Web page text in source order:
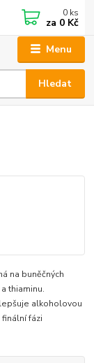
Menu
Hledat
0 ks
za 0 Kč
na buněčných
thiaminu.
alkoholovou
fázi